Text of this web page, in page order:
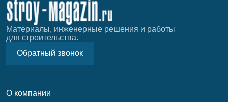
Материалы, инженерные решения и работы
для строительства.
Обратный звонок
О компании